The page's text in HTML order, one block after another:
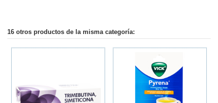
16 otros productos de la misma categoría: